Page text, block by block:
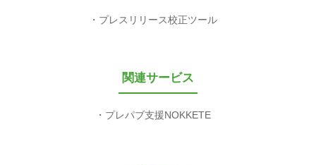
プレスリリース校正ツール
関連サービス
プレパブ支援NOKKETE